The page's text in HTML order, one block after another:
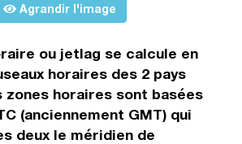
Agrandir l'image
ou jetlag se calcule en
horaires des 2 pays
zones horaires sont basées
(anciennement GMT) qui
deux le méridien de